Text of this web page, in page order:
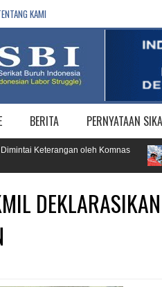
KAMI
BERITA PERNYATAAN
Keterangan oleh Komnas